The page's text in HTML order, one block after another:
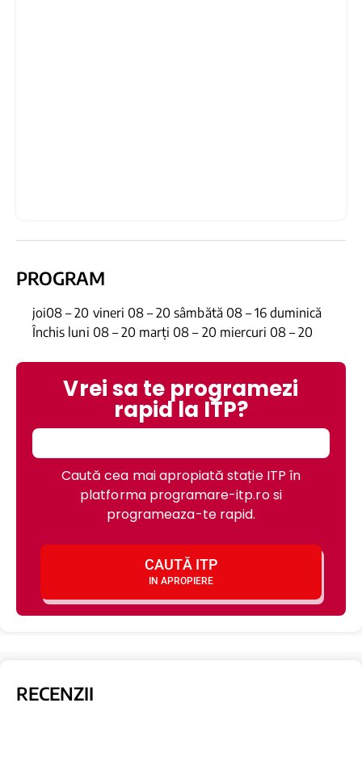
PROGRAM
joi08 – 20 vineri 08 – 20 sâmbătă 08 – 16 duminică
Închis luni 08 – 20 marți 08 – 20 miercuri 08 – 20
Vrei sa te programezi
rapid la ITP?
Caută cea mai apropiată stație ITP în
platforma programare-itp.ro si
programeaza-te rapid.
CAUTĂ ITP
IN APROPIERE
RECENZII